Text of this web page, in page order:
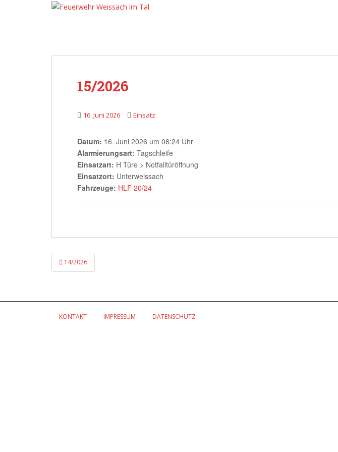
Skip to main content
15/2026
16. Juni 2026 Einsatz
Datum: 16. Juni 2026 um 06:24 Uhr
Alarmierungsart: Tagschleife
Einsatzart: H Türe > Notfalltüröffnung
Einsatzort: Unterweissach
Fahrzeuge: HLF 20/24
Beitragsnavigation
14/2026
KONTAKT IMPRESSUM DATENSCHUTZ